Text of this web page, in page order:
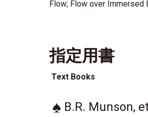
Flow; Flow over Immersed
指定用書
Text Books
♠ B.R. Munson,